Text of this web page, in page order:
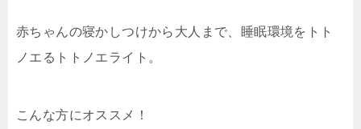
赤ちゃんの寝かしつけから大人まで、睡眠環境をトト
ノエるトトノエライト。
こんな方にオススメ！